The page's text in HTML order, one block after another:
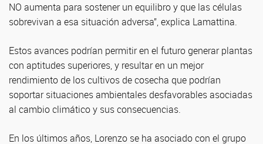
NO aumenta para sostener un equilibro y que las células
sobrevivan a esa situación adversa”, explica Lamattina.
Estos avances podrían permitir en el futuro generar plantas
con aptitudes superiores, y resultar en un mejor
rendimiento de los cultivos de cosecha que podrían
soportar situaciones ambientales desfavorables asociadas
al cambio climático y sus consecuencias.
En los últimos años, Lorenzo se ha asociado con el grupo